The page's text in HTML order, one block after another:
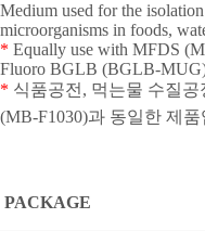
Medium used for the
microorganisms in foods,
* Equally use with MFDS
Fluoro BGLB (BGLB-
* 식품공전 , 먹는물 수질공
(MB-F1030)과 동일한 제품
PACKAGE